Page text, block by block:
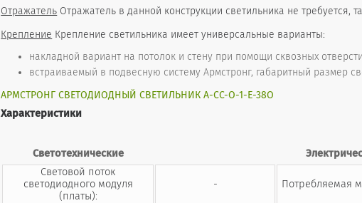
Отражатель Отражатель в данной конструкции светильника не требуется,
Крепление Крепление светильника имеет универсальные варианты:
накладной вариант на потолок и стену при помощи сквозных
встраиваемый в подвесную систему Армстронг, габаритный размер
АРМСТРОНГ СВЕТОДИОДНЫЙ СВЕТИЛЬНИК А-СС-О-1-Е-38О
Характеристики
Светотехнические
Световой поток
светодиодного модуля
(платы):
- Потребляемая